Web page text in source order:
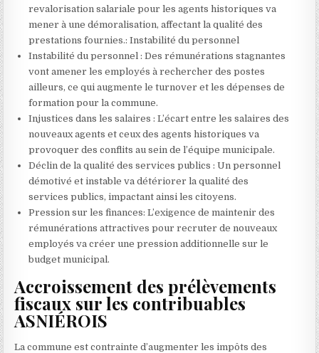
revalorisation salariale pour les agents historiques va
mener à une démoralisation, affectant la qualité des
prestations fournies.: Instabilité du personnel
Instabilité du personnel : Des rémunérations stagnantes
vont amener les employés à rechercher des postes
ailleurs, ce qui augmente le turnover et les dépenses de
formation pour la commune.
Injustices dans les salaires : L’écart entre les salaires des
nouveaux agents et ceux des agents historiques va
provoquer des conflits au sein de l’équipe municipale.
Déclin de la qualité des services publics : Un personnel
démotivé et instable va détériorer la qualité des
services publics, impactant ainsi les citoyens.
Pression sur les finances: L’exigence de maintenir des
rémunérations attractives pour recruter de nouveaux
employés va créer une pression additionnelle sur le
budget municipal.
Accroissement des prélèvements
fiscaux sur les contribuables
ASNIÉROIS
La commune est contrainte d’augmenter les impôts des